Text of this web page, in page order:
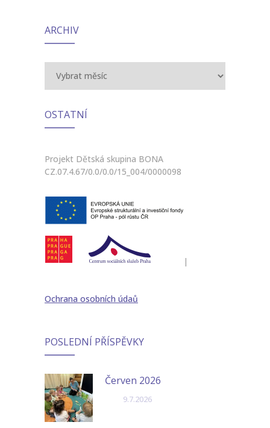
ARCHIV
OSTATNÍ
Projekt Dětská skupina BONA
CZ.07.4.67/0.0/0.0/15_004/0000098
|
Ochrana osobních údaů
POSLEDNÍ PŘÍSPĚVKY
Červen 2026
9.7.2026